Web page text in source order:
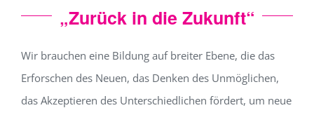
„Zurück in die Zukunft“
Wir brauchen eine Bildung auf breiter Ebene, die das
Erforschen des Neuen, das Denken des Unmöglichen,
das Akzeptieren des Unterschiedlichen fördert, um neue